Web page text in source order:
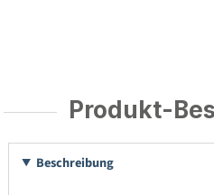
Produkt-
Beschreibung